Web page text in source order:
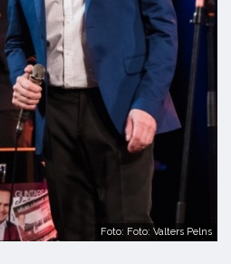
Foto: Foto: Valters Pelns